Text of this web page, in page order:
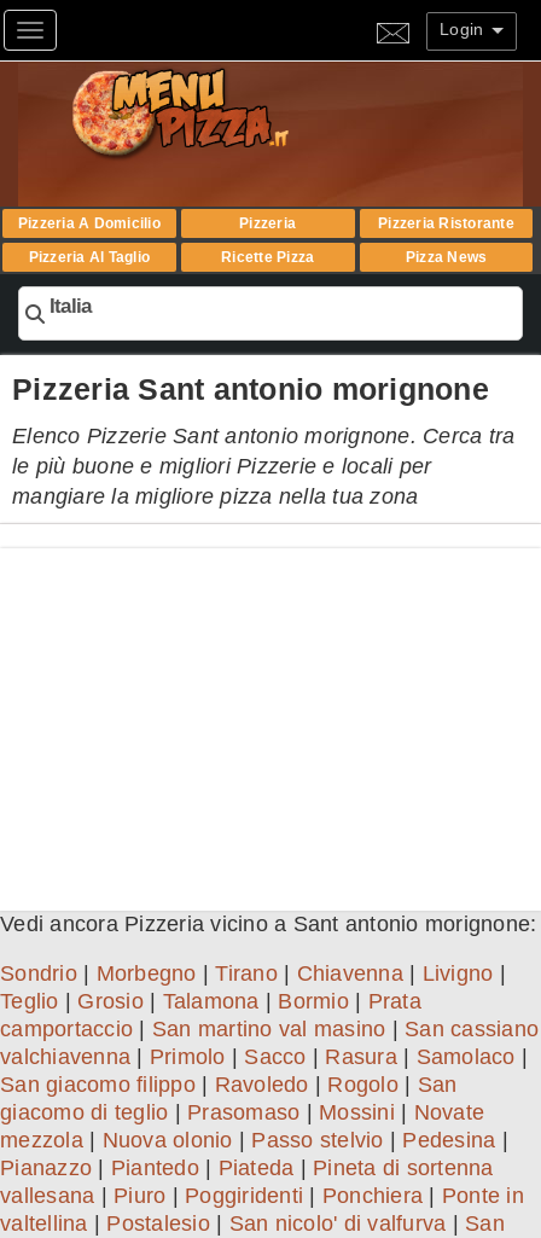
Toggle navigation Login
Pizzeria A Domicilio Pizzeria
Pizzeria Ristorante
Pizzeria Al Taglio
Ricette Pizza Pizza News
Italia
Pizzeria Sant antonio morignone
Elenco Pizzerie Sant antonio morignone. Cerca tra
le più buone e migliori Pizzerie e locali per
mangiare la migliore pizza nella tua zona
Vedi ancora Pizzeria vicino a Sant antonio morignone:
Sondrio| Morbegno |Tirano| Chiavenna| Livigno
Teglio
Grosio| Talamona Bormio| Prata
camportaccio
San martino val masino
San cassiano
valchiavenna
Primolo Sacco Rasura| Samolaco
San giacomo filippo| Ravoledo Rogolo| San
giacomo di teglio
Prasomaso Mossini
Novate
mezzola| Nuova olonio Passo stelvio Pedesina
Pianazzo
Piantedo| Piateda
Pineta di sortenna
vallesana
Piuro Poggiridenti Ponchiera
Ponte in
valtellina
Postalesio| San nicolo' di valfurva
San